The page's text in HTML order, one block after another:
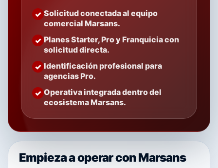
Solicitud conectada al equipo
comercial Marsans.
Planes Starter, Pro y Franquicia con
solicitud directa.
Identificación profesional para
agencias Pro.
Operativa integrada dentro del
ecosistema Marsans.
Empieza a operar con Marsans